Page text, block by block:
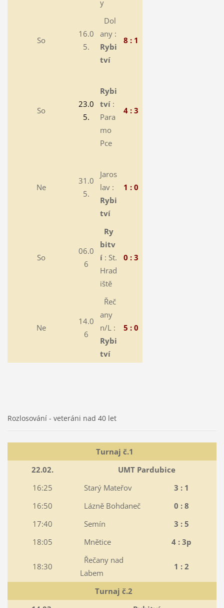
y
So
16.0
5.
Dol
any :
Rybi
tví
8 : 1
So
23.0
5.
Rybi
tví:
Para
mo
Pce
4 : 3
Ne
31.0
5.
Jaros
lav :
Rybi
tví
1 : 0
So
06.0
6
Ry
bitv
í: St.
Hrad
iště
0 : 3
Ne
14.0
6
Řeč
any
n/L :
Rybi
tví
5 : 0
Rozlosování - veteráni nad 40 let
Turnaj č.1
22.02.
UMT Pardubice
16:25
Starý Mateřov
3 : 1
16:50
Lázně Bohdaneč
0 : 8
17:40
Semín
3 : 5
18:05
Mnětice 4 : 3p
18:30
Řečany nad
Labem
1 : 2
Turnaj č.2